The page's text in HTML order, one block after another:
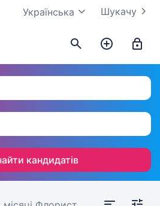
Шукачу
Українська
кандидатів